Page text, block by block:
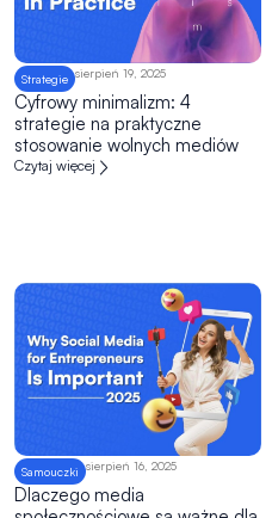
Strategie sierpień 19, 2025
Cyfrowy minimalizm: 4
strategie na praktyczne
stosowanie wolnych mediów
Czytaj więcej
Samouczki sierpień 16, 2025
Dlaczego media